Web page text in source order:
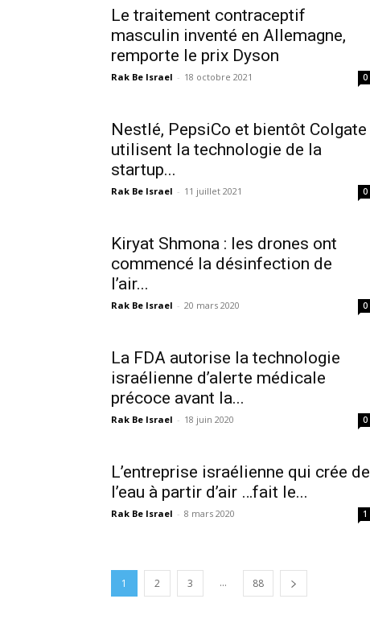
Le traitement contraceptif
masculin inventé en Allemagne,
remporte le prix Dyson
Rak Be Israel - 18 octobre 2021 0
Nestlé, PepsiCo et bientôt Colgate
utilisent la technologie de la
startup...
Rak Be Israel - 11 juillet 2021 0
Kiryat Shmona : les drones ont
commencé la désinfection de
l’air...
Rak Be Israel - 20 mars 2020 0
La FDA autorise la technologie
israélienne d’alerte médicale
précoce avant la...
Rak Be Israel - 18 juin 2020 0
L’entreprise israélienne qui crée de
l’eau à partir d’air …fait le...
Rak Be Israel - 8 mars 2020 1
1 2 3 ... 88